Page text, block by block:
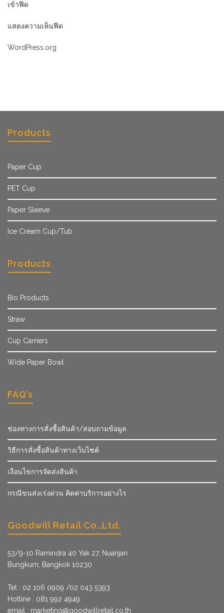
เข้าฟีด
แสดงความเห็นฟีด
WordPress.org
Products
Paper Cup
PET Cup
Paper Sleeve
Ice Cream Cup/Tub
Products
Bio Products
Straw
Cup Carriers
Wide Paper Bowl
FAQ’s
ช่องทางการสั่งซื้อสินค้า/สอบถามข้อมูล
วิธีการสั่งซื้อสินค้าทางเว็บไซต์
เงื่อนไขการจัดส่งสินค้า
กรณีขนส่งเร่งด่วน คิดค่าบริการอย่างไร
Goodwill Retail Co.,Ltd.
53/9­-10 Ramindra 40 Yak 27, Nuanjan
Bungkum, Bangkok 10230
Tel : 02 106 0909 /02 043 5393
Hotline : 081 992 4949
email : marketing@goodwillretail.co.th